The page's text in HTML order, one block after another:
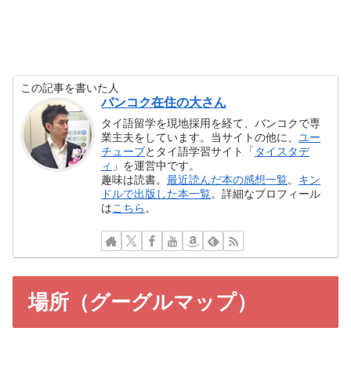
この記事を書いた人
バンコク在住の大さん
タイ語留学を現地採用を経て、バンコクで専
業主夫をしています。当サイトの他に、 ユー
チューブとタイ語学習サイト「 タイスタデ
ィ 」を運営中です。
趣味は読書。最近読んだ本の感想一覧。 キン
ドルで出版した本一覧。詳細なプロフィール
はこちら 。
場所（グーグルマップ）